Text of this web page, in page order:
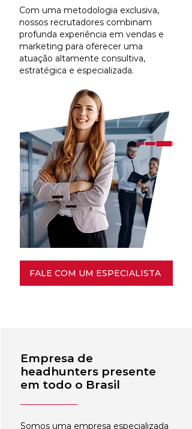
Com uma metodologia exclusiva,
nossos recrutadores combinam
profunda experiência em vendas e
marketing para oferecer uma
atuação altamente consultiva,
estratégica e especializada.
FALE COM UM ESPECIALISTA
Empresa de
headhunters presente
em todo o Brasil
Somos uma empresa especializada